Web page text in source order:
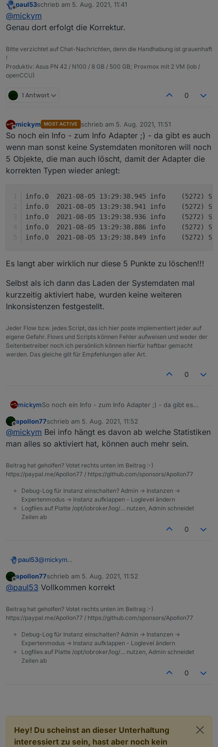
EDIT: Ach so ich verstehe was Du meinst vom Typ
state (letzte Zeile). ;)
Offline
paul53schrieb am 5. Aug. 2021, 11:41
zuletzt editiert von
@mickym
Genau dort erfolgt die Korrektur.
Bitte verzichtet auf Chat-Nachrichten, denn die Handhabung ist grauenhaft
!
Produktiv: Asus PN 42 / N100 / 8 GB / 500 GB; Proxmox mit 2 VM (iob /
openCCU)
1 Antwort 0
Offline
mickym MOST ACTIVE schrieb am 5. Aug. 2021, 11:51
zuletzt editiert von
So noch ein Info - zum Info Adapter ;) - da gibt es auch
wenn man sonst keine Systemdaten monitoren will noch
5 Objekte, die man auch löscht, damit der Adapter die
korrekten Typen wieder anlegt:
info.0	2021-08-05
info.0	2021-08-05
info.0	2021-08-05
info.0	2021-08-05
info.0	2021-08-05
Es langt aber wirklich nur diese 5 Punkte zu löschen!!!
Selbst als ich dann das Laden der Systemdaten mal
kurzzeitig aktiviert habe, wurden keine weiteren
Inkonsistenzen festgestellt.
Jeder Flow bzw. jedes Script, das ich hier poste implementiert jeder auf
eigene Gefahr. Flows und Scripts können Fehler aufweisen und weder der
Seitenbetreiber noch ich persönlich können hierfür haftbar gemacht
werden. Das gleiche gilt für Empfehlungen aller Art.
0
mickymSo noch ein Info - zum Info Adapter ;) - da gibt es
will noch 5 Objekte, die man auch löscht, damit der
Adapter die korrekten Typen wieder anlegt:
info.0	2021-08-05 13:29:38.945	info
info.0	2021-08-05 13:29:38.941	info
info.0	2021-08-05 13:29:38.936	info
Es langt aber wirklich nur diese 5 Punkte zu löschen!!!
kurzzeitig aktiviert habe, wurden keine weiteren
Inkonsistenzen festgestellt.
Offline
apollon77schrieb am 5. Aug. 2021, 11:52
zuletzt editiert von
@mickym Bei info hängt es davon ab welche Statistiken
man alles so aktiviert hat, können auch mehr sein.
Beitrag hat geholfen? Votet rechts unten im Beitrag :-)
https://paypal.me/Apollon77 / https://github.com/sponsors/Apollon77
Debug-Log für Instanz einschalten? Admin -> Instanzen ->
Expertenmodus -> Instanz aufklappen - Loglevel ändern
Logfiles auf Platte /opt/iobroker/log/… nutzen, Admin schneidet
Zeilen ab
0
paul53@mickym
Offline
apollon77schrieb am 5. Aug. 2021, 11:52
zuletzt editiert von
@paul53 Vollkommen korrekt
Beitrag hat geholfen? Votet rechts unten im Beitrag :-)
https://paypal.me/Apollon77 / https://github.com/sponsors/Apollon77
Debug-Log für Instanz einschalten? Admin -> Instanzen ->
Expertenmodus -> Instanz aufklappen - Loglevel ändern
Logfiles auf Platte /opt/iobroker/log/… nutzen, Admin schneidet
Zeilen ab
0
Hey! Du scheinst an dieser Unterhaltung
interessiert zu sein, hast aber noch kein